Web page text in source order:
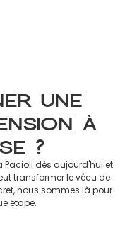
une
à
?
Pacioli dès aujourd'hui et
transformer le vécu de
nous sommes là pour
étape.